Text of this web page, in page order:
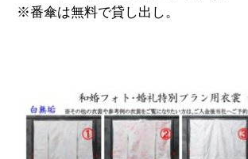
※番傘は無料で貸し出し。